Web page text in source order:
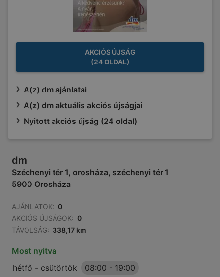
AKCIÓS ÚJSÁG
(24 OLDAL)
A(z) dm ajánlatai
A(z) dm aktuális akciós újságjai
Nyitott akciós újság (24 oldal)
dm
Széchenyi tér 1, orosháza, széchenyi tér 1
5900 Orosháza
AJÁNLATOK: 0
AKCIÓS ÚJSÁGOK: 0
TÁVOLSÁG: 338,17 km
Most nyitva
hétfő - csütörtök
08:00 - 19:00